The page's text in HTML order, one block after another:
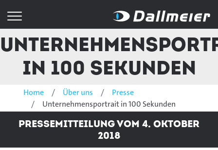
in 100 Sekunden
Home Über uns
Presse
Unternehmensportrait in 100 Sekunden
Pressemitteilung vom 4. Oktober
2018